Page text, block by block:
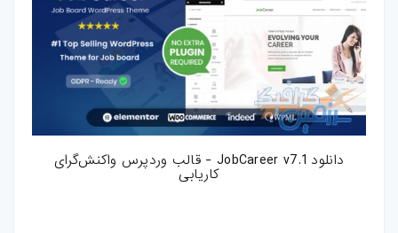
میکس-و-مونتاژ
فوتیج
پروژه-افتر-افکت
پروژه-پریمیر
دانلود JobCareer v7.1 - قالب وردپرس واکنش‌گرای
کاریابی